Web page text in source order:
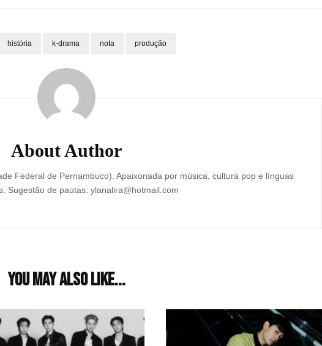
história k-drama nota produção
About Author
Federal de Pernambuco). Apaixonada por música, cultura pop e línguas
Sugestão de pautas: ylanalira@hotmail.com
You may also like...